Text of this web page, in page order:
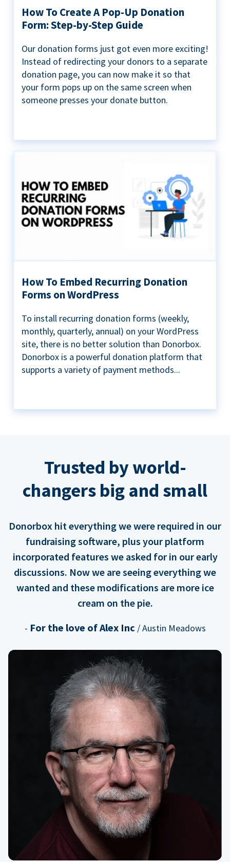
How To Create A Pop-Up Donation
Form: Step-by-Step Guide
Our donation forms just got even more exciting!
Instead of redirecting your donors to a separate
donation page, you can now make it so that
your form pops up on the same screen when
someone presses your donate button.
How To Embed Recurring Donation
Forms on WordPress
To install recurring donation forms (weekly,
monthly, quarterly, annual) on your WordPress
site, there is no better solution than Donorbox.
Donorbox is a powerful donation platform that
supports a variety of payment methods...
Trusted by world-
changers big and small
Donorbox hit everything we were required in our
fundraising software, plus your platform
incorporated features we asked for in our early
discussions. Now we are seeing everything we
wanted and these modifications are more ice
cream on the pie.
- For the love of Alex Inc / Austin Meadows